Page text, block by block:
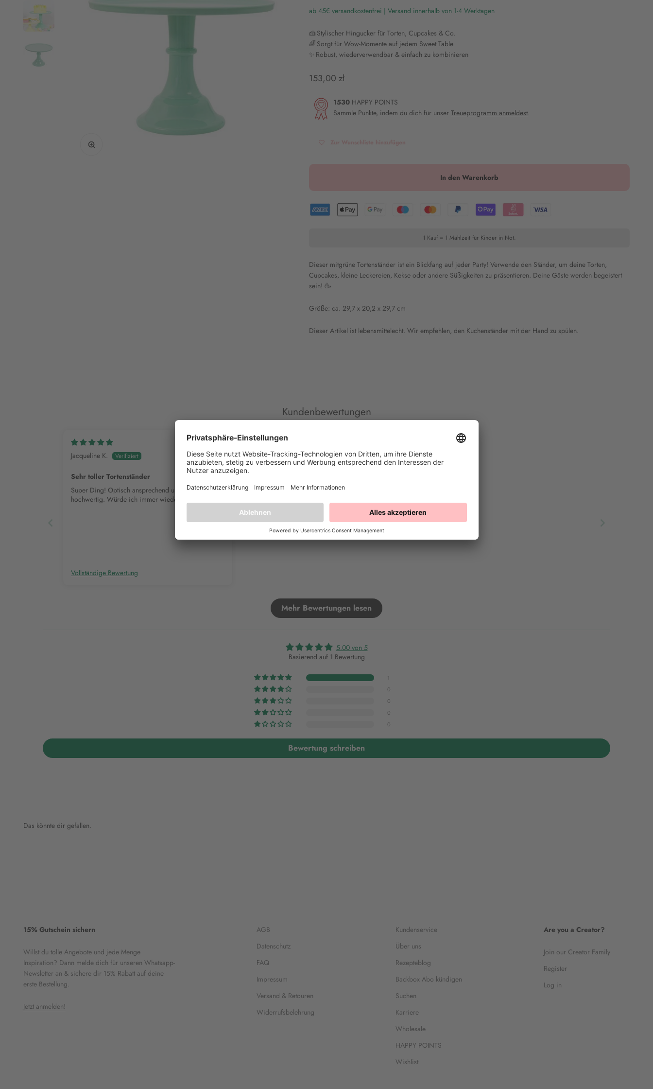
ab 45€ versandkostenfrei | Versand innerhalb von 1-4 Werktagen
🍰 Stylischer Hingucker für Torten, Cupcakes & Co.
🌈 Sorgt für Wow-Momente auf jedem Sweet Table
✨ Robust, wiederverwendbar & einfach zu kombinieren
Angebot
153,00 zł
1530 HAPPY POINTS
Sammle Punkte, indem du dich für unser Treueprogramm anmeldest.
In den Warenkorb
1 Kauf = 1 Mahlzeit für Kinder in Not.
Dieser mitgrüne Tortenständer ist ein Blickfang auf jeder Party! Verwende den Ständer, um deine Torten,
Cupcakes, kleine Leckereien, Kekse oder andere Süßigkeiten zu präsentieren. Deine Gäste werden begeistert
sein! 🥳
Größe: ca. 29,7 x 20,2 x 29,7 cm
Dieser Artikel ist lebensmittelecht. Wir empfehlen, den Kuchenständer mit der Hand zu spülen.
Kundenbewertungen
Jacqueline K.
Sehr toller Tortenständer
Super Ding! Optisch ansprechend und qualitativ
hochwertig. Würde ich immer wieder kaufen !
Vollständige Bewertung
Mehr Bewertungen lesen
5.00 von 5
Basierend auf 1 Bewertung
1
0
0
0
0
Bewertung schreiben
Das könnte dir gefallen.
15% Gutschein sichern
Willst du tolle Angebote und jede Menge
Inspiration? Dann melde dich für unseren Whatsapp-
Newsletter an & sichere dir 15% Rabatt auf deine
erste Bestellung.
Jetzt anmelden!
AGB
Datenschutz
FAQ
Impressum
Versand & Retouren
Widerrufsbelehrung
Kundenservice
Über uns
Rezepteblog
Backbox Abo kündigen
Suchen
Karriere
Wholesale
HAPPY POINTS
Wishlist
Are you a Creator?
Join our Creator Family
Register
Log in